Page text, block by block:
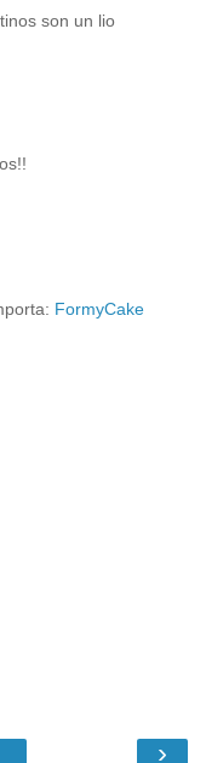
son un lio
FormyCake
›